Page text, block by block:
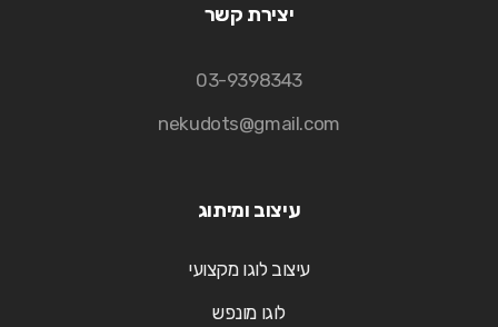
יצירת קשר
03-9398343
nekudots@gmail.com
עיצוב ומיתוג
עיצוב לוגו מקצועי
לוגו מונפש